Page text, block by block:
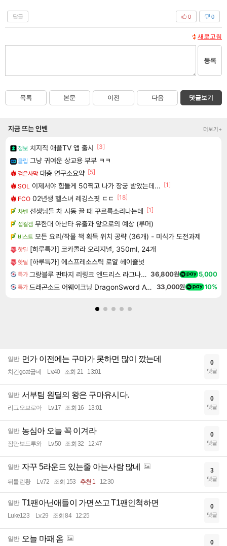
답글 0
0
새로고침
등록
목록 본문 이전 다음 댓글보기
지금 뜨는 인벤 더보기+
정보 치지직 애플TV 앱 출시 [3]
클립 그냥 귀여운 상교용 부부 ㅋㅋ
검은사막 대충 연구소요약 [5]
SOL 이제서야 힘들게 50찍고 나가 장궁 받았는데... [1]
FCO 02년생 헬스녀 레깅스핏 ㄷㄷ
[18]
차벤 선생님들 차 시동 끌 때 꾸르륵소리나는데 [1]
섭컬겜 무한대 아난타 유출과 앞으로의 예상 (루머)
비스트 모든 요리/작물 책 획득 위치 공략 (36개) - 미식가 도전과제
핫딜 [하루특가] 코카콜라 오리지널, 350ml, 24개
핫딜 [하루특가] 에스프레소스틱 로얄 헤이즐넛
특가 그랑블루 판타지 리링크 엔드리스 라그나로크 업그레이드 킷 Granblue Fantasy Relink Endless Ragnarok Upgrade Kit DLC 36,800원 5,000
특가 드래곤소드 어웨이크닝 DragonSword Awakening 33,000원 10%
일반 먼가 이전에는 구마가 못하면 많이 깠는데
치킨goat굽네 Lv.40 조회 21 13:01
0
댓글
일반 서부팀 원딜의 왕은 구마유시다.
리그오브로아 Lv.17 조회 16 13:01
0
댓글
일반 농심아 오늘 꼭 이겨라
잠만보드루와 Lv.50 조회 32 12:47
0
댓글
일반 자꾸 5라운드 있는줄 아는사람 많네
뒤틀린황 Lv.72 조회 153 추천 1 12:30
3
댓글
일반 T1팬아닌애들이 가면쓰고 T1팬인척하면
Luke123 Lv.29 조회 84 12:25
0
댓글
일반 오늘 마패 옴 0